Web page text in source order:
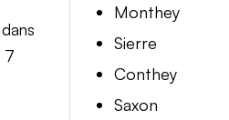
7
Monthey
Sierre
Conthey
Saxon